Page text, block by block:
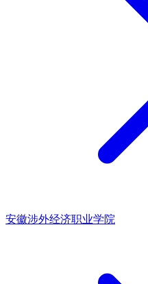
安徽涉外经济职业学院